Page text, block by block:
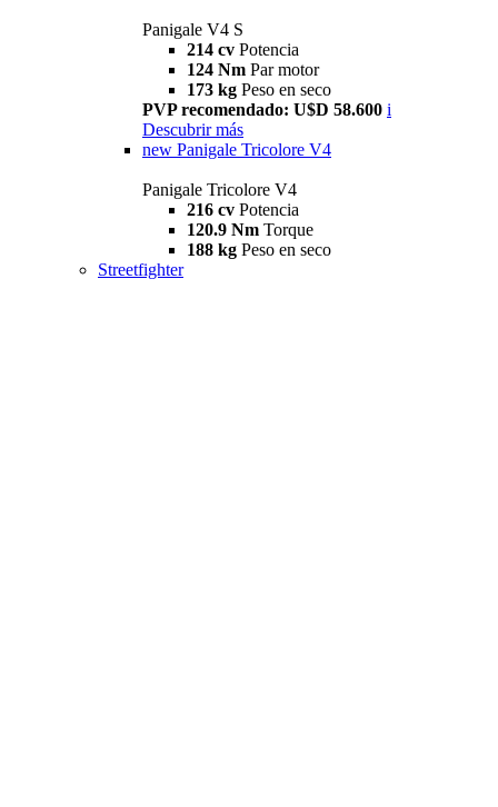
Panigale V4 S
214 cv Potencia
124 Nm Par motor
173 kg Peso en seco
PVP recomendado: U$D 58.600 i
Descubrir más
new Panigale Tricolore V4
Panigale Tricolore V4
216 cv Potencia
120.9 Nm Torque
188 kg Peso en seco
Streetfighter